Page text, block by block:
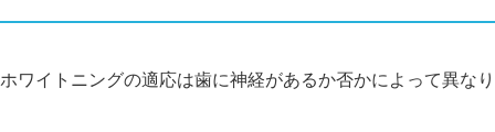
ホワイトニングの適応は歯に神経があるか否かによって異な